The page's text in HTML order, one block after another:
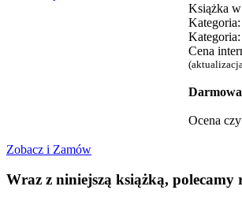
Książka
Kategoria:
Kategoria:
Cena
Ocena
Zobacz i Zamów
Wraz z niniejszą książką, polecamy